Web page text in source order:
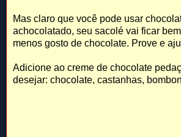
Mas claro que você pode usar
achocolatado, seu sacolé vai ficar
menos gosto de chocolate. Prove e
Adicione ao creme de chocolate
desejar: chocolate, castanhas,